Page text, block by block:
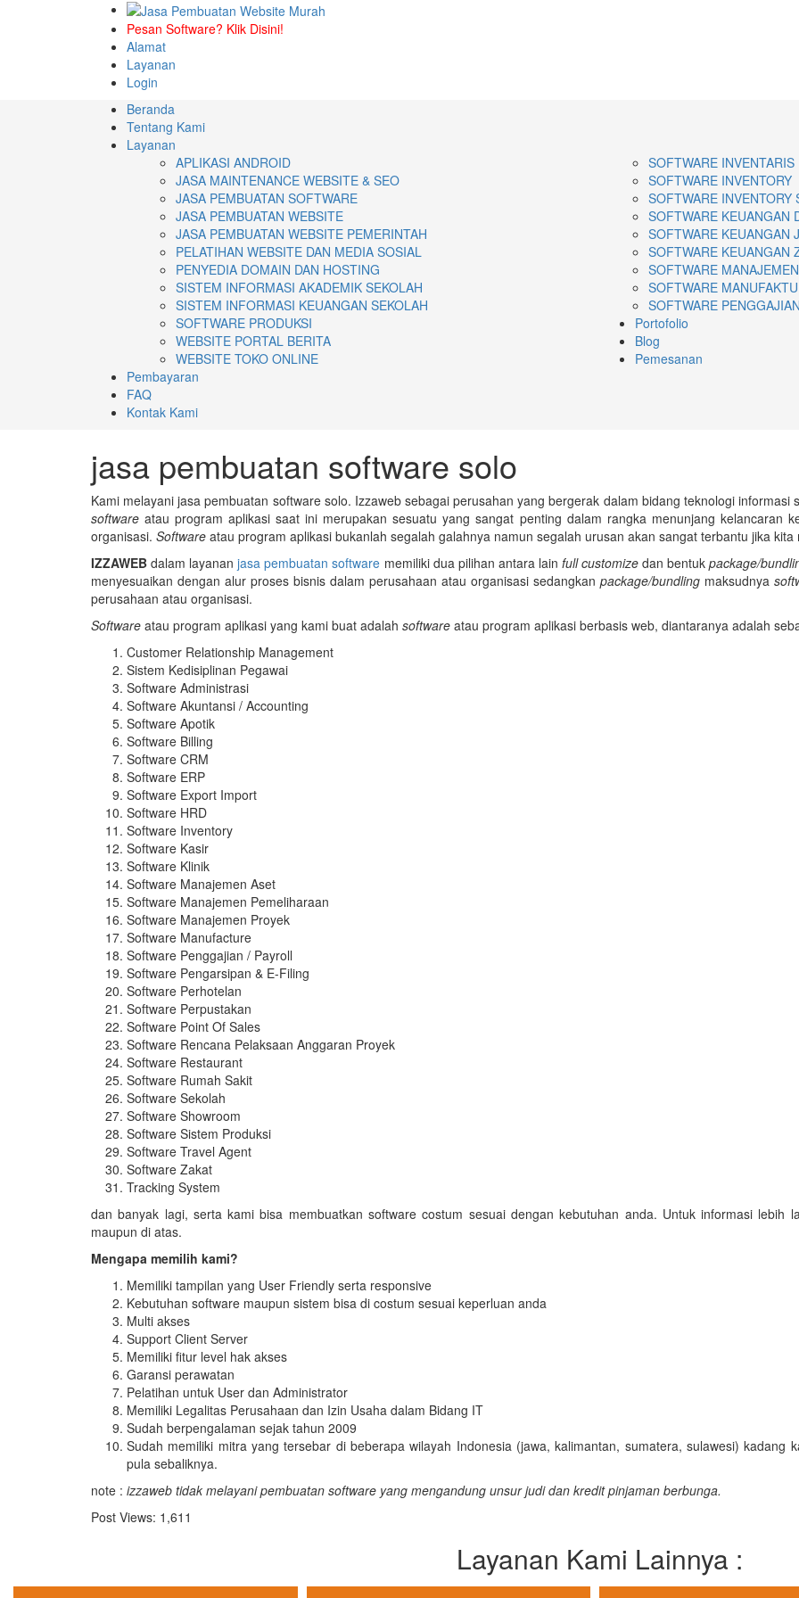
Pesan Software? Klik Disini!
Alamat
Layanan
Login
Beranda
Tentang Kami
Layanan
APLIKASI ANDROID
JASA MAINTENANCE WEBSITE & SEO
JASA PEMBUATAN SOFTWARE
JASA PEMBUATAN WEBSITE
JASA PEMBUATAN WEBSITE PEMERINTAH
PELATIHAN WEBSITE DAN MEDIA SOSIAL
PENYEDIA DOMAIN DAN HOSTING
SISTEM INFORMASI AKADEMIK SEKOLAH
SISTEM INFORMASI KEUANGAN SEKOLAH
SOFTWARE INVENTARIS
SOFTWARE INVENTORY
SOFTWARE INVENTORY
SOFTWARE KEUANGAN
SOFTWARE KEUANGAN
SOFTWARE KEUANGAN
SOFTWARE
SOFTWARE
SOFTWARE
SOFTWARE PRODUKSI
WEBSITE PORTAL BERITA
WEBSITE TOKO ONLINE
Portofolio
Blog
Pemesanan
Pembayaran
FAQ
Kontak Kami
jasa pembuatan software solo
Kami melayani jasa pembuatan software solo. Izzaweb sebagai perusahan yang bergerak dalam bidang teknologi
softwareatau program aplikasi saat ini merupakan sesuatu yang sangat penting dalam rangka menunjang kelancaran
organisasi. Software atau program aplikasi bukanlah segalah galahnya namun segalah urusan akan sangat terbantu jika
IZZAWEB dalam layananjasa pembuatan software memiliki dua pilihan antara lainfull customize dan bentukpackage/
menyesuaikan dengan alur proses bisnis dalam perusahaan atau organisasi sedangkan package/bundling maksudnya
perusahaan atau organisasi.
Software atau program aplikasi yang kami buat adalah software atau program aplikasi berbasis web, diantaranya adalah
Customer Relationship Management
Sistem Kedisiplinan Pegawai
Software Administrasi
Software Akuntansi / Accounting
Software Apotik
Software Billing
Software CRM
Software ERP
Software Export Import
Software HRD
Software Inventory
Software Kasir
Software Klinik
Software Manajemen Aset
Software Manajemen Pemeliharaan
Software Manajemen Proyek
Software Manufacture
Software Penggajian / Payroll
Software Pengarsipan & E-Filing
Software Perhotelan
Software Perpustakan
Software Point Of Sales
Software Rencana Pelaksaan Anggaran Proyek
Software Restaurant
Software Rumah Sakit
Software Sekolah
Software Showroom
Software Sistem Produksi
Software Travel Agent
Software Zakat
Tracking System
dan banyak lagi, serta kami bisa membuatkan software costum sesuai dengan kebutuhan anda. Untuk informasi lebih
maupun di atas.
Mengapa memilih kami?
Memiliki tampilan yang User Friendly serta responsive
Kebutuhan software maupun sistem bisa di costum sesuai keperluan anda
Multi akses
Support Client Server
Memiliki fitur level hak akses
Garansi perawatan
Pelatihan untuk User dan Administrator
Memiliki Legalitas Perusahaan dan Izin Usaha dalam Bidang IT
Sudah berpengalaman sejak tahun 2009
Sudah memiliki mitra yang tersebar di beberapa wilayah Indonesia (jawa, kalimantan, sumatera, sulawesi) kadang
pula sebaliknya.
note : izzaweb tidak melayani pembuatan software yang mengandung unsur judi dan kredit pinjaman berbunga.
Post Views: 1,611
Layanan Kami Lainnya :